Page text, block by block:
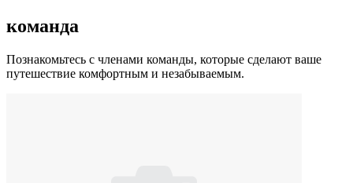
команда
Познакомьтесь с членами команды, которые сделают ваше
путешествие комфортным и незабываемым.